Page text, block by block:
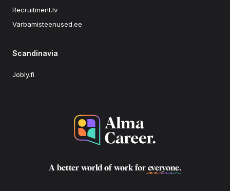
Recruitment.lv
Varbamisteenused.ee
Scandinavia
Jobly.fi
A better world of work for everyone.